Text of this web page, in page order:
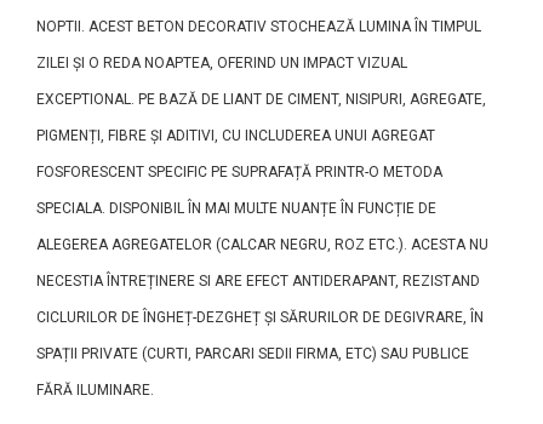
NOPTII. ACEST BETON DECORATIV STOCHEAZĂ LUMINA ÎN TIMPUL
ZILEI ȘI O REDA NOAPTEA, OFERIND UN IMPACT VIZUAL
EXCEPTIONAL. PE BAZĂ DE LIANT DE CIMENT, NISIPURI, AGREGATE,
PIGMENȚI, FIBRE ȘI ADITIVI, CU INCLUDEREA UNUI AGREGAT
FOSFORESCENT SPECIFIC PE SUPRAFAȚĂ PRINTR-O METODA
SPECIALA. DISPONIBIL ÎN MAI MULTE NUANȚE ÎN FUNCȚIE DE
ALEGEREA AGREGATELOR (CALCAR NEGRU, ROZ ETC.). ACESTA NU
NECESTIA ÎNTREȚINERE SI ARE EFECT ANTIDERAPANT, REZISTAND
CICLURILOR DE ÎNGHEȚ-DEZGHEȚ ȘI SĂRURILOR DE DEGIVRARE, ÎN
SPAȚII PRIVATE (CURTI, PARCARI SEDII FIRMA, ETC) SAU PUBLICE
FĂRĂ ILUMINARE.